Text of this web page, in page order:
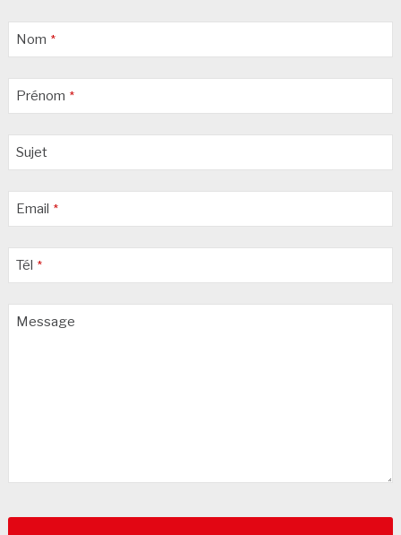
Name
Nom *
Prénom *
Sujet
Email *
Tél *
Message